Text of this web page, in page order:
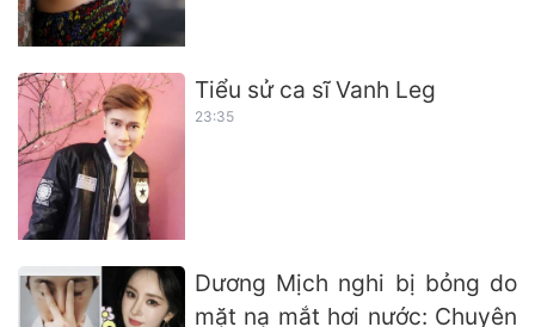
Tiểu sử ca sĩ Vanh Leg
23:35
Dương Mịch nghi bị bỏng do
mặt nạ mắt hơi nước: Chuyên